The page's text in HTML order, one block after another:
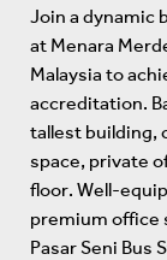
Join a dynamic
at Menara
Malaysia to
accreditation.
tallest building,
space, private
floor. Well-
premium office
Pasar Seni Bus